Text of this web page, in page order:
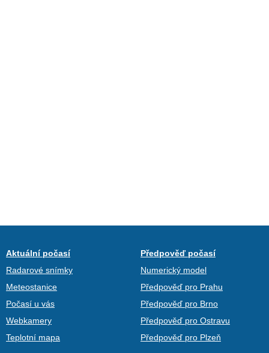
Aktuální počasí
Radarové snímky
Meteostanice
Počasí u vás
Webkamery
Teplotní mapa
Předpověď počasí
Numerický model
Předpověď pro Prahu
Předpověď pro Brno
Předpověď pro Ostravu
Předpověď pro Plzeň